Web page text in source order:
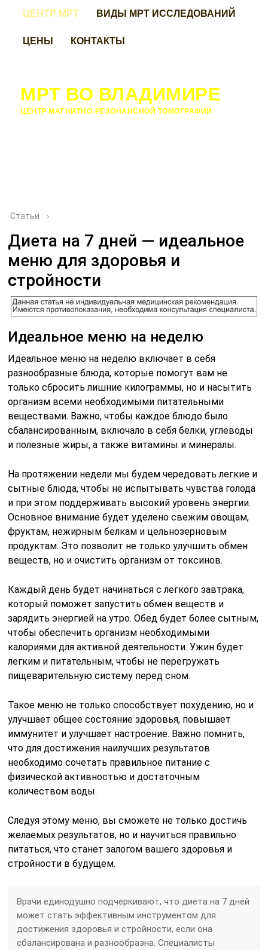
ЦЕНТР МРТ
ВИДЫ МРТ ИССЛЕДОВАНИЙ
ЦЕНЫ
КОНТАКТЫ
МРТ ВО ВЛАДИМИРЕ
ЦЕНТР МАГНИТНО-РЕЗОНАНСНОЙ ТОМОГРАФИИ
Статьи ›
Диета на 7 дней — идеальное
меню для здоровья и
стройности
Идеальное меню на неделю
Идеальное меню на неделю включает в себя
разнообразные блюда, которые помогут вам не
только сбросить лишние килограммы, но и насытить
организм всеми необходимыми питательными
веществами. Важно, чтобы каждое блюдо было
сбалансированным, включало в себя белки, углеводы
и полезные жиры, а также витамины и минералы.
На протяжении недели мы будем чередовать легкие и
сытные блюда, чтобы не испытывать чувства голода
и при этом поддерживать высокий уровень энергии.
Основное внимание будет уделено свежим овощам,
фруктам, нежирным белкам и цельнозерновым
продуктам. Это позволит не только улучшить обмен
веществ, но и очистить организм от токсинов.
Каждый день будет начинаться с легкого завтрака,
который поможет запустить обмен веществ и
зарядить энергией на утро. Обед будет более сытным,
чтобы обеспечить организм необходимыми
калориями для активной деятельности. Ужин будет
легким и питательным, чтобы не перегружать
пищеварительную систему перед сном.
Такое меню не только способствует похудению, но и
улучшает общее состояние здоровья, повышает
иммунитет и улучшает настроение. Важно помнить,
что для достижения наилучших результатов
необходимо сочетать правильное питание с
физической активностью и достаточным
количеством воды.
Следуя этому меню, вы сможете не только достичь
желаемых результатов, но и научиться правильно
питаться, что станет залогом вашего здоровья и
стройности в будущем.
Врачи единодушно подчеркивают, что диета на 7 дней
может стать эффективным инструментом для
достижения здоровья и стройности, если она
сбалансирована и разнообразна. Специалисты